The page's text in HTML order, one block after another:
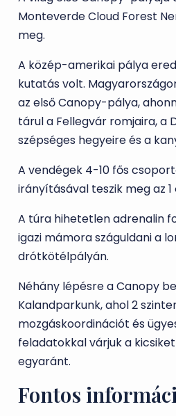
Monteverde Cloud Forest
meg.
A közép-amerikai pálya
kutatás volt.
az első Canopy-pálya,
tárul a Fellegvár romjaira, a
szépséges hegyeire és a
A vendégek 4-10 fős
irányításával teszik meg az
A túra hihetetlen adrenalin
igazi mámora száguldani a
drótkötélpályán.
Néhány lépésre a Canopy
Kalandparkunk, ahol 2
mozgáskoordinációt és
feladatokkal várjuk a
egyaránt.
Fontos